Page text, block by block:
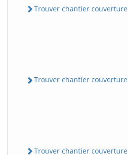
Trouver chantier couverture
Trouver chantier couverture
Trouver chantier couverture